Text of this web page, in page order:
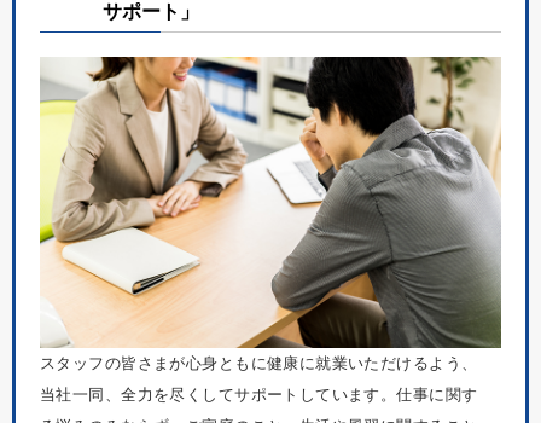
サポート」
スタッフの皆さまが心身ともに健康に就業いただけるよう、
当社一同、全力を尽くしてサポートしています。仕事に関す